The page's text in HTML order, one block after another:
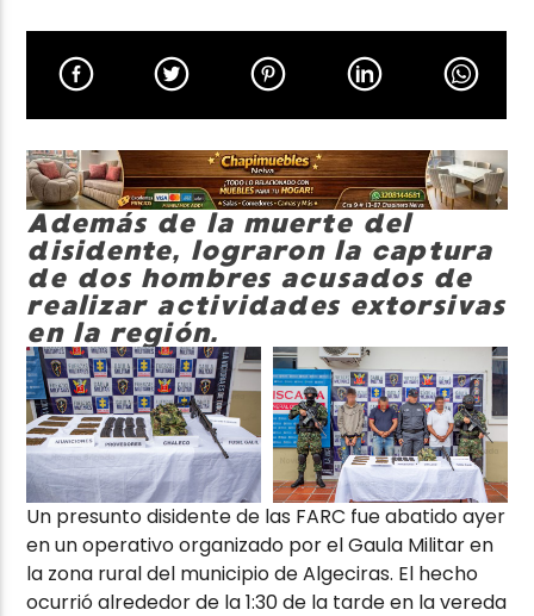
Neiva Estereo
Además de la muerte del
disidente, lograron la captura
de dos hombres acusados de
realizar actividades extorsivas
en la región.
Un presunto disidente de las FARC fue abatido ayer
en un operativo organizado por el Gaula Militar en
la zona rural del municipio de Algeciras. El hecho
ocurrió alrededor de la 1:30 de la tarde en la vereda